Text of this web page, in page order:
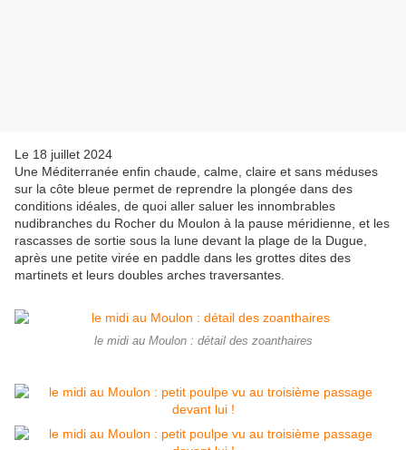
Le 18 juillet 2024
Une Méditerranée enfin chaude, calme, claire et sans méduses
sur la côte bleue permet de reprendre la plongée dans des
conditions idéales, de quoi aller saluer les innombrables
nudibranches du Rocher du Moulon à la pause méridienne, et les
rascasses de sortie sous la lune devant la plage de la Dugue,
après une petite virée en paddle dans les grottes dites des
martinets et leurs doubles arches traversantes.
le midi au Moulon : détail des zoanthaires